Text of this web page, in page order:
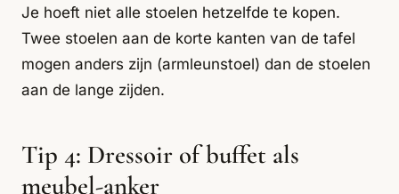
Je hoeft niet alle stoelen hetzelfde te kopen.
Twee stoelen aan de korte kanten van de tafel
mogen anders zijn (armleunstoel) dan de stoelen
aan de lange zijden.
Tip 4: Dressoir of buffet als
meubel-anker